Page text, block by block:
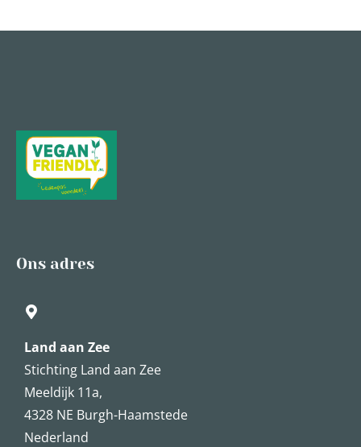
Ons adres
Land aan Zee
Stichting Land aan Zee
Meeldijk 11a,
4328 NE Burgh-Haamstede
Nederland